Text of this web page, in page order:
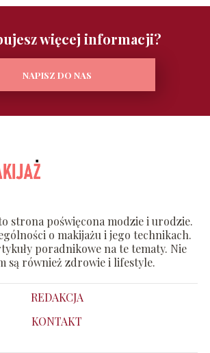
więcej informacji?
NAPISZ DO NAS
strona poświęcona modzie i urodzie.
o makijażu i jego technikach.
poradnikowe na te tematy. Nie
są również zdrowie i lifestyle.
REDAKCJA
KONTAKT